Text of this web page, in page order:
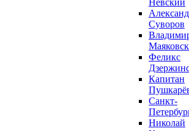
Невский
Суворов
Феликс
Капитан
Санкт-
Николай